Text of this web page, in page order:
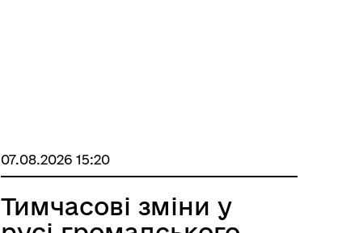
07.08.2026 15:20
Тимчасові зміни у